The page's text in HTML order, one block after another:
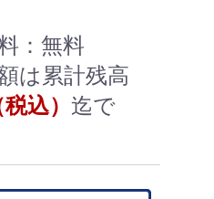
：無料
は累計残高
込） 迄で